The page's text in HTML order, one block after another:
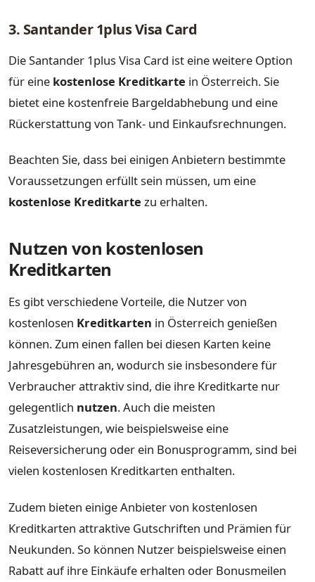
3. Santander 1plus Visa Card
Die Santander 1plus Visa Card ist eine weitere Option
für eine kostenlose Kreditkarte in Österreich. Sie
bietet eine kostenfreie Bargeldabhebung und eine
Rückerstattung von Tank- und Einkaufsrechnungen.
Beachten Sie, dass bei einigen Anbietern bestimmte
Voraussetzungen erfüllt sein müssen, um eine
kostenlose Kreditkarte zu erhalten.
Nutzen von kostenlosen
Kreditkarten
Es gibt verschiedene Vorteile, die Nutzer von
kostenlosen Kreditkarten in Österreich genießen
können. Zum einen fallen bei diesen Karten keine
Jahresgebühren an, wodurch sie insbesondere für
Verbraucher attraktiv sind, die ihre Kreditkarte nur
gelegentlich nutzen. Auch die meisten
Zusatzleistungen, wie beispielsweise eine
Reiseversicherung oder ein Bonusprogramm, sind bei
vielen kostenlosen Kreditkarten enthalten.
Zudem bieten einige Anbieter von kostenlosen
Kreditkarten attraktive Gutschriften und Prämien für
Neukunden. So können Nutzer beispielsweise einen
Rabatt auf ihre Einkäufe erhalten oder Bonusmeilen